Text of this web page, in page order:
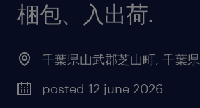
梱包、入出荷.
千葉県山武郡芝山町, 千葉県
posted 12 june 2026